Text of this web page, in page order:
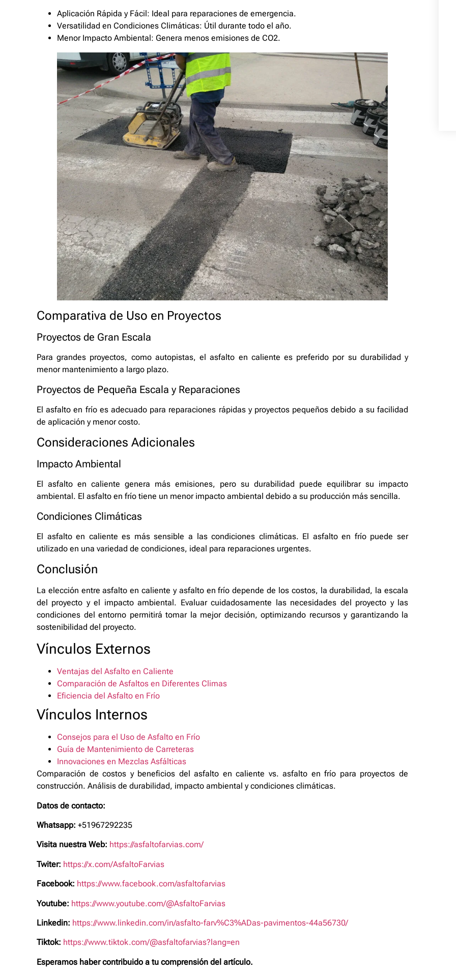
Aplicación Rápida y Fácil: Ideal para reparaciones de emergencia.
Versatilidad en Condiciones Climáticas: Útil durante todo el año.
Menor Impacto Ambiental: Genera menos emisiones de CO2.
Comparativa de Uso en Proyectos
Proyectos de Gran Escala
Para grandes proyectos, como autopistas, el asfalto en caliente es preferido por su durabilidad y
menor mantenimiento a largo plazo.
Proyectos de Pequeña Escala y Reparaciones
El asfalto en frío es adecuado para reparaciones rápidas y proyectos pequeños debido a su facilidad
de aplicación y menor costo.
Consideraciones Adicionales
Impacto Ambiental
El asfalto en caliente genera más emisiones, pero su durabilidad puede equilibrar su impacto
ambiental. El asfalto en frío tiene un menor impacto ambiental debido a su producción más sencilla.
Condiciones Climáticas
El asfalto en caliente es más sensible a las condiciones climáticas. El asfalto en frío puede ser
utilizado en una variedad de condiciones, ideal para reparaciones urgentes.
Conclusión
La elección entre asfalto en caliente y asfalto en frío depende de los costos, la durabilidad, la escala
del proyecto y el impacto ambiental. Evaluar cuidadosamente las necesidades del proyecto y las
condiciones del entorno permitirá tomar la mejor decisión, optimizando recursos y garantizando la
sostenibilidad del proyecto.
Vínculos Externos
Ventajas del Asfalto en Caliente
Comparación de Asfaltos en Diferentes Climas
Eficiencia del Asfalto en Frío
Vínculos Internos
Consejos para el Uso de Asfalto en Frío
Guía de Mantenimiento de Carreteras
Innovaciones en Mezclas Asfálticas
Comparación de costos y beneficios del asfalto en caliente vs. asfalto en frío para proyectos de
construcción. Análisis de durabilidad, impacto ambiental y condiciones climáticas.
Datos de contacto:
Whatsapp: +51967292235
Visita nuestra Web: https://asfaltofarvias.com/
Twiter: https://x.com/AsfaltoFarvias
Facebook: https://www.facebook.com/asfaltofarvias
Youtube: https://www.youtube.com/@AsfaltoFarvias
Linkedin: https://www.linkedin.com/in/asfalto-farv%C3%ADas-pavimentos-44a56730/
Tiktok: https://www.tiktok.com/@asfaltofarvias?lang=en
Esperamos haber contribuido a tu comprensión del artículo.